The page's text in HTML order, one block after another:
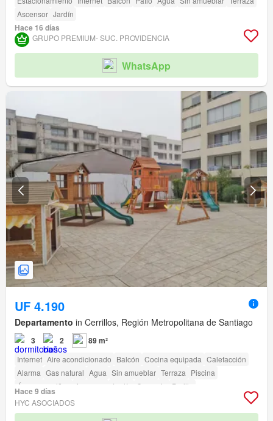
Ascensor Jardín
Hace 16 días
GRUPO PREMIUM- SUC. PROVIDENCIA
WhatsApp
UF 4.190
Departamento in Cerrillos, Región Metropolitana de Santiago
3 2 89 m²
Internet Aire acondicionado Balcón Cocina equipada Calefacción
Alarma Gas natural Agua Sin amueblar Terraza Piscina
Área para niños
Ascensor Jardín Conserje Parilla
Hace 9 días
HYC ASOCIADOS